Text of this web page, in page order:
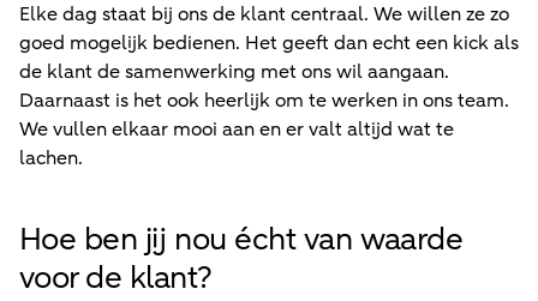
Elke dag staat bij ons de klant centraal. We willen ze zo
goed mogelijk bedienen. Het geeft dan echt een kick als
de klant de samenwerking met ons wil aangaan.
Daarnaast is het ook heerlijk om te werken in ons team.
We vullen elkaar mooi aan en er valt altijd wat te
lachen.
Hoe ben jij nou écht van waarde
voor de klant?